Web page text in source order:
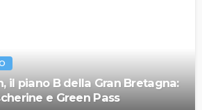
il piano B della Gran Bretagna:
e Green Pass